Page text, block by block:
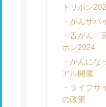
トリボン
がんサバ
舌がん「
ボン2024
がんにな
アル開催
ライフサ
の政策